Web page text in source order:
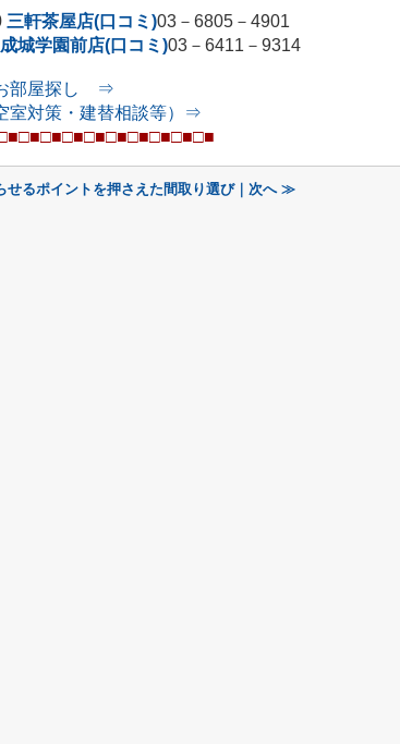
三軒茶屋店(口コミ)03 － 6805 － 4901
成城学園前店(口コミ)03 － 6411 － 9314
部屋探し ⇒
室対策・建替相談等）⇒
□■□■
せるポイントを押さえた間取り選び｜次へ ≫